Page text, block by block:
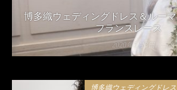
博多織ウェディングドレス＆ルー
フランスレース
2020年5月8日
博多織ウェディングドレス